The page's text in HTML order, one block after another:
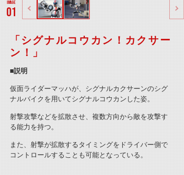
01
「シグナルコウカン！カクサー
ン！」
■説明
仮面ライダーマッハが、シグナルカクサーンのシグ
ナルバイクを用いてシグナルコウカンした姿。
射撃攻撃などを拡散させ、複数方向から敵を攻撃す
る能力を持つ。
また、射撃が拡散するタイミングをドライバー側で
コントロールすることも可能となっている。